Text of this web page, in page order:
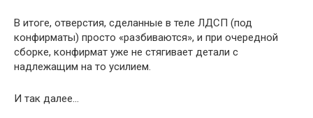
В итоге, отверстия, сделанные в теле ЛДСП (под
конфирматы) просто «разбиваются», и при очередной
сборке, конфирмат уже не стягивает детали с
надлежащим на то усилием.
И так далее…